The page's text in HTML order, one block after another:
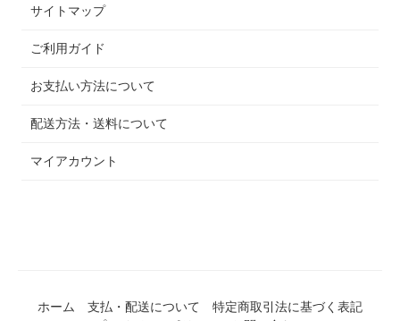
サイトマップ
ご利用ガイド
お支払い方法について
配送方法・送料について
マイアカウント
ホーム 支払・配送について
特定商取引法に基づく表記